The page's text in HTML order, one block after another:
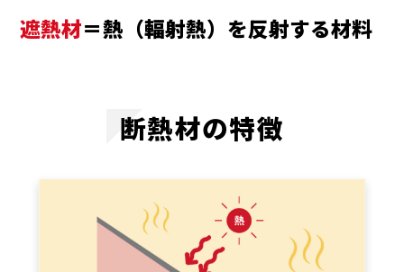
遮熱材＝熱（輻射熱）を反射する材料
断熱材の特徴